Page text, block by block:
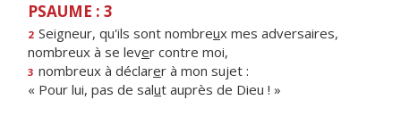
PSAUME : 3
2 Seigneur, qu'ils sont nombreux mes adversaires,
nombreux à se lever contre moi,
3 nombreux à déclarer à mon sujet :
« Pour lui, pas de salut auprès de Dieu ! »